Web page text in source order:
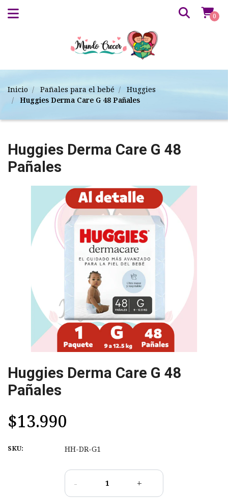
0
Inicio Pañales para el bebé
Huggies
Huggies Derma Care G 48 Pañales
Huggies Derma Care G 48
Pañales
Huggies Derma Care G 48
Pañales
$13.990
SKU: HH-DR-G1
- +